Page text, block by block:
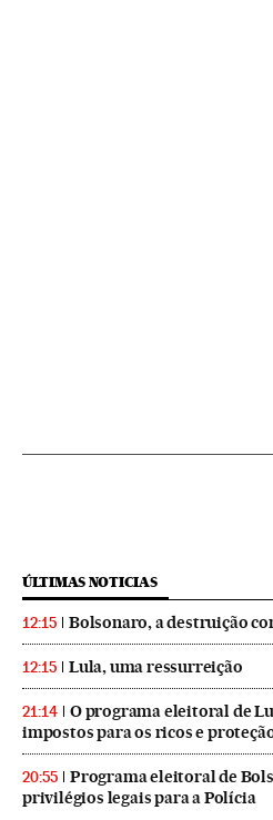
ÚLTIMAS NOTICIAS
12:15 Bolsonaro, a destruição
12:15 Lula, uma ressurreição
21:14
O programa eleitoral de
impostos para os ricos e
20:55
Programa eleitoral de
privilégios legais para a Polícia